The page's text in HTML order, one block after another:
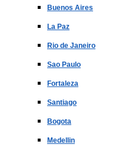
Buenos Aires
La Paz
Rio de Janeiro
Sao Paulo
Fortaleza
Santiago
Bogota
Medellin